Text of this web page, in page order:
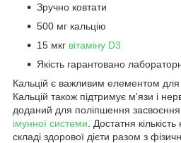
Зручно ковтати
500 мг кальцію
15 мкг вітаміну D3
Якість гарантовано
Кальцій є важливим елементом для
Кальцій також підтримує м'язи і
доданий для поліпшення засвоєння
імунної системи . Достатня
складі здорової дієти разом з